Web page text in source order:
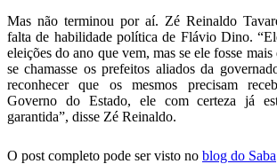
Mas não terminou por aí. Zé Reinaldo
falta de habilidade política de Flávio Dino.
eleições do ano que vem, mas se ele fosse
se chamasse os prefeitos aliados da
reconhecer que os mesmos precisam
Governo do Estado, ele com certeza já
garantida”, disse Zé Reinaldo.
O post completo pode ser visto no blog do Saba